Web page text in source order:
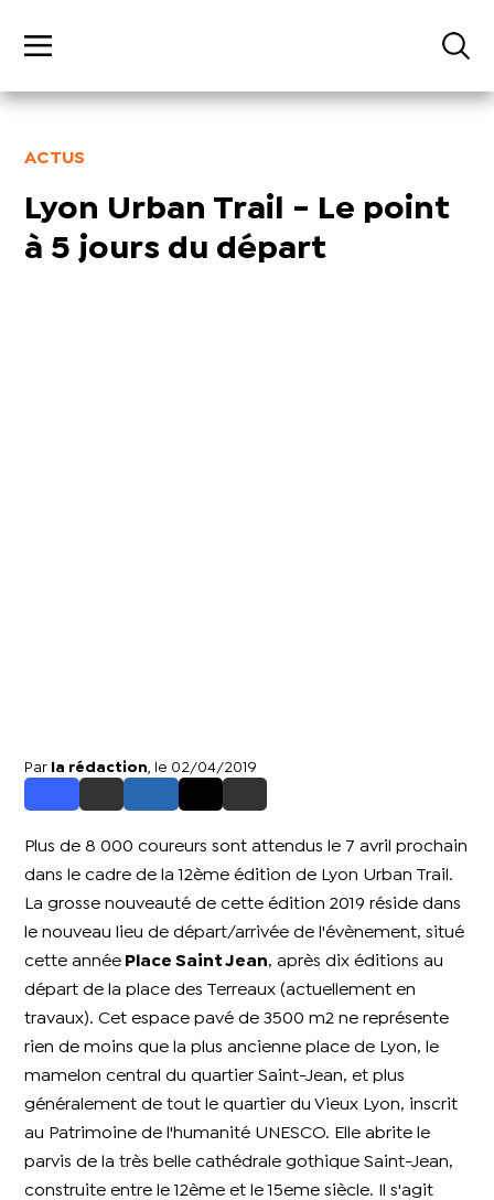
ACTUS
Lyon Urban Trail - Le point
à 5 jours du départ
Par la rédaction , le 02/04/2019
Plus de 8 000 coureurs sont attendus le 7 avril prochain
dans le cadre de la 12ème édition de Lyon Urban Trail.
La grosse nouveauté de cette édition 2019 réside dans
le nouveau lieu de départ/arrivée de l'évènement, situé
cette année Place Saint Jean, après dix éditions au
départ de la place des Terreaux (actuellement en
travaux). Cet espace pavé de 3500 m2 ne représente
rien de moins que la plus ancienne place de Lyon, le
mamelon central du quartier Saint-Jean, et plus
généralement de tout le quartier du Vieux Lyon, inscrit
au Patrimoine de l'humanité UNESCO. Elle abrite le
parvis de la très belle cathédrale gothique Saint-Jean,
construite entre le 12ème et le 15eme siècle. Il s'agit